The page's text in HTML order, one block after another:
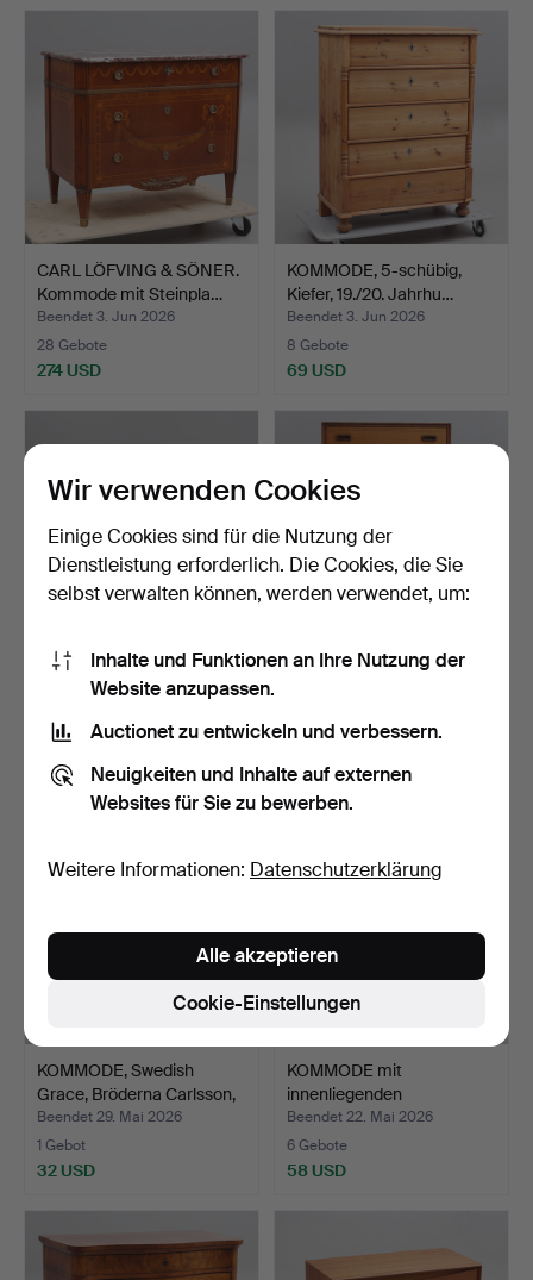
CARL LÖFVING & SÖNER.
Kommode mit Steinpla…
Beendet 3. Jun 2026
28 Gebote
274 USD
KOMMODE, 5-schübig,
Kiefer, 19./20. Jahrhu…
Beendet 3. Jun 2026
8 Gebote
69 USD
KOMMODE mit Steinplatte,
Rokokostil, zweit…
1 Gebot
32 USD
KOMMODE, 7 Schubladen,
205 USD
KOMMODE, Swedish
Grace, Bröderna Carlsson,
…
Beendet 29. Mai 2026
1 Gebot
32 USD
KOMMODE mit
innenliegenden
Schubladen, 19.…
Beendet 22. Mai 2026
6 Gebote
58 USD
Wir verwenden Cookies
Einige Cookies sind für die Nutzung der
Dienstleistung erforderlich. Die Cookies, die Sie
selbst verwalten können, werden verwendet, um:
Inhalte und Funktionen an Ihre Nutzung der
Website anzupassen.
Auctionet zu entwickeln und verbessern.
Neuigkeiten und Inhalte auf externen
Websites für Sie zu bewerben.
Weitere Informationen: Datenschutzerklärung
Cookie-Einstellungen
Alle akzeptieren